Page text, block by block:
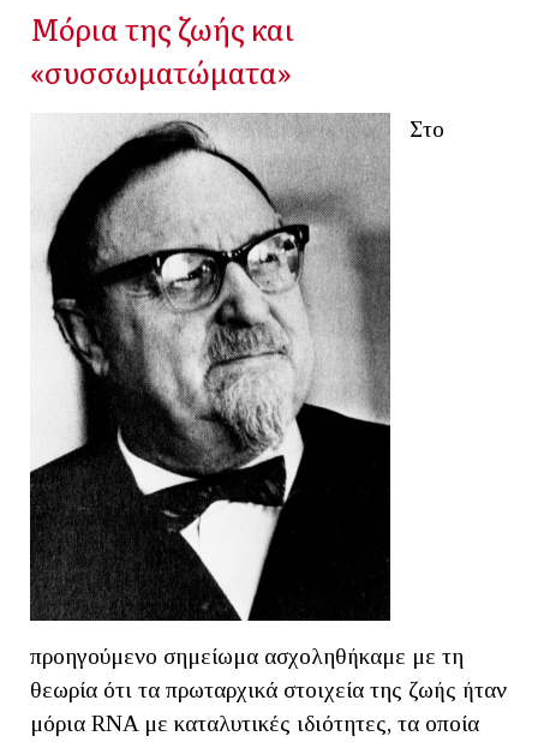
Μόρια της ζωής και
«συσσωματώματα»
Στο
προηγούμενο σημείωμα ασχοληθήκαμε με τη
θεωρία ότι τα πρωταρχικά στοιχεία της ζωής ήταν
μόρια RNA με καταλυτικές ιδιότητες, τα οποία